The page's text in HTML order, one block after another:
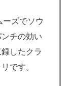
ーズでソウ
チの効い
したクラ
です。